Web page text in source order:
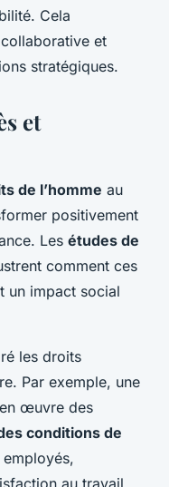
Cela
et
stratégiques.
et
de l’homme au
positivement
Les études de
comment ces
un impact social
les droits
Par exemple, une
œuvre des
conditions de
au travail